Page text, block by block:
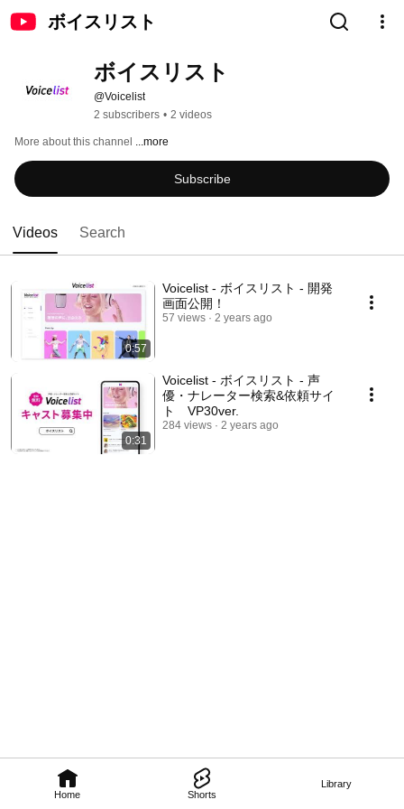
ボイスリスト
Home Shorts
Library
ボイスリスト
@Voicelist
2 subscribers • 2 videos
More about this channel ...more
Subscribe
Videos Search
0:57
Voicelist - ボイスリスト - 開発
画面公開！
57 views 2 years ago
0:31
Voicelist - ボイスリスト - 声
優・ナレーター検索&依頼サイ
ト VP30ver.
284 views 2 years ago